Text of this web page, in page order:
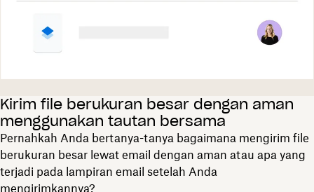
Kirim file berukuran besar dengan aman
menggunakan tautan bersama
Pernahkah Anda bertanya-tanya bagaimana mengirim file
berukuran besar lewat email dengan aman atau apa yang
terjadi pada lampiran email setelah Anda
mengirimkannya?